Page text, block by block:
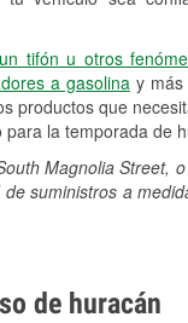
tifón u otros
a gasolinay más
productos que
la temporada de
Magnolia Street,
suministros a
de huracán